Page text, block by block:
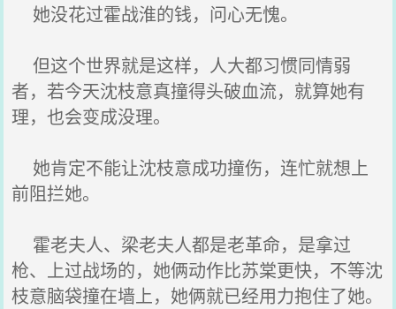
她没花过霍战淮的钱，问心无愧。
但这个世界就是这样，人大都习惯同情弱
者，若今天沈枝意真撞得头破血流，就算她有
理，也会变成没理。
她肯定不能让沈枝意成功撞伤，连忙就想上
前阻拦她。
霍老夫人、梁老夫人都是老革命，是拿过
枪、上过战场的，她俩动作比苏棠更快，不等沈
枝意脑袋撞在墙上，她俩就已经用力抱住了她。